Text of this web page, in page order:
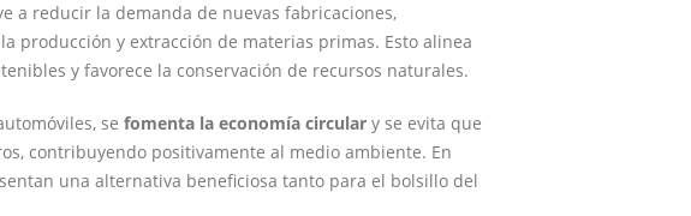
a reducir la demanda de nuevas fabricaciones,
producción y extracción de materias primas. Esto alinea
y favorece la conservación de recursos naturales.
se fomenta la economía circular y se evita que
contribuyendo positivamente al medio ambiente. En
una alternativa beneficiosa tanto para el bolsillo del